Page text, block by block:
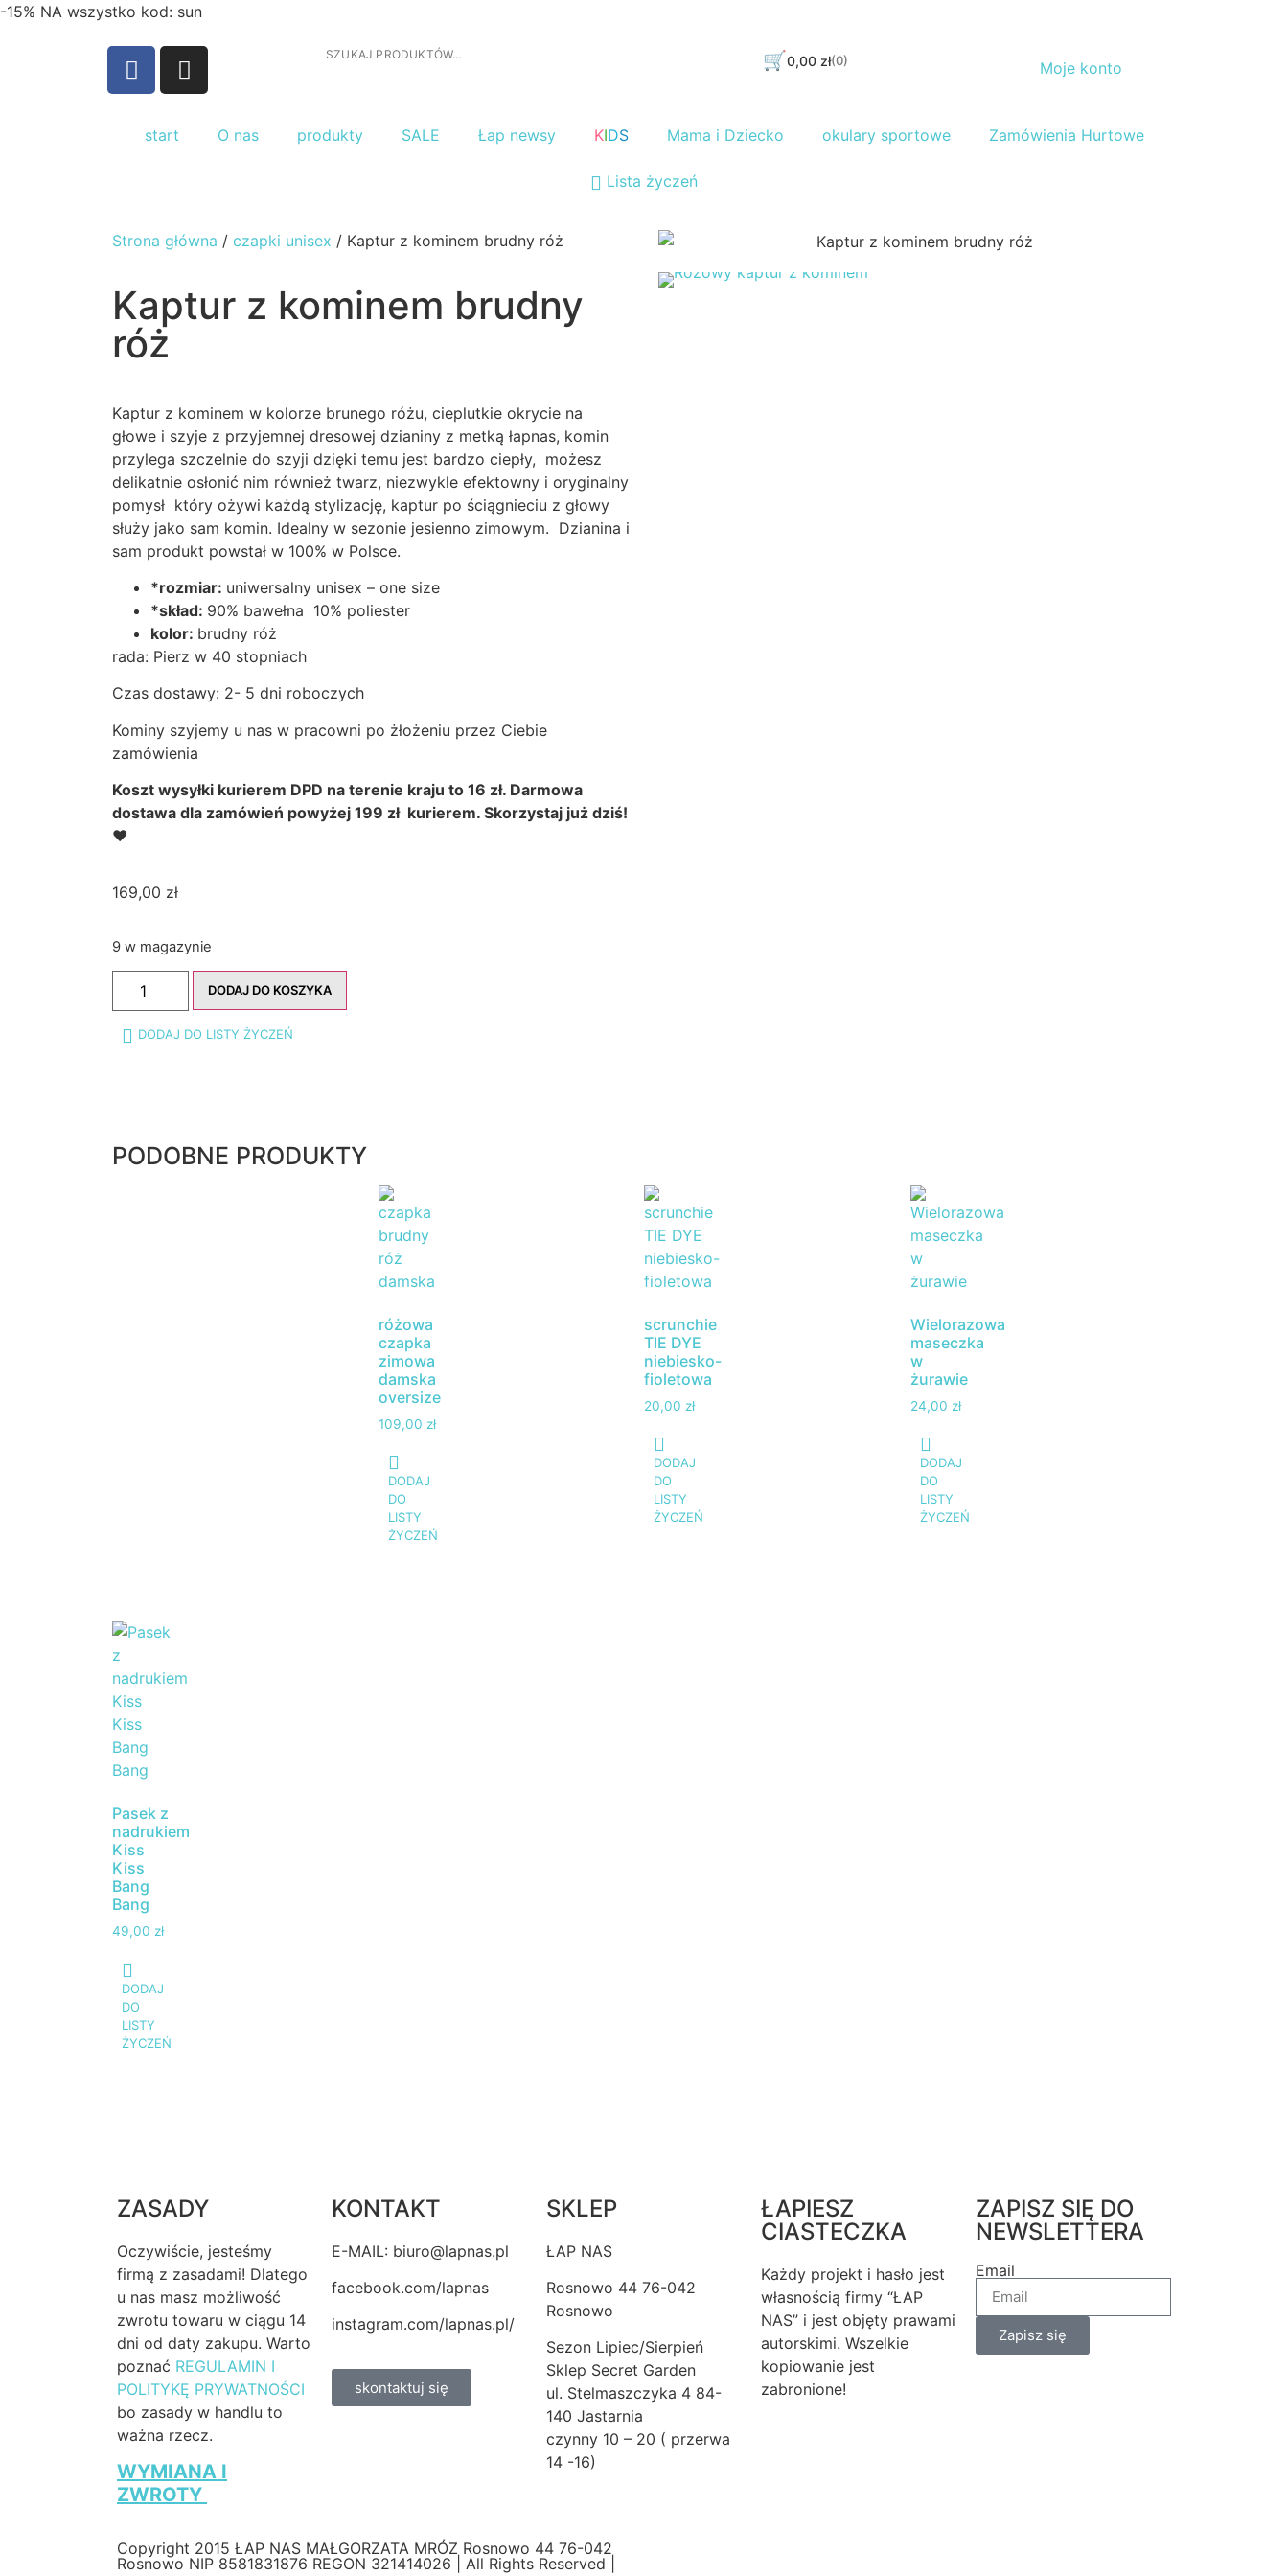
-15% NA wszystko kod: sun
🛒0,00 zł(0) Moje konto
start O nas produkty SALE Łap newsy KIDS Mama i Dziecko okulary sportowe Zamówienia Hurtowe
Lista życzeń
Strona główna / czapki unisex / Kaptur z kominem brudny róż
Kaptur z kominem brudny
róż
Kaptur z kominem w kolorze brunego różu, cieplutkie okrycie na
głowe i szyje z przyjemnej dresowej dzianiny z metką łapnas, komin
przylega szczelnie do szyji dzięki temu jest bardzo ciepły, możesz
delikatnie osłonić nim również twarz, niezwykle efektowny i oryginalny
pomysł który ożywi każdą stylizację, kaptur po ściągnieciu z głowy
służy jako sam komin. Idealny w sezonie jesienno zimowym. Dzianina i
sam produkt powstał w 100% w Polsce.
*rozmiar: uniwersalny unisex – one size
*skład: 90% bawełna 10% poliester
kolor: brudny róż
rada: Pierz w 40 stopniach
Czas dostawy: 2- 5 dni roboczych
Kominy szyjemy u nas w pracowni po żłożeniu przez Ciebie
zamówienia
Koszt wysyłki kurierem DPD na terenie kraju to 16 zł. Darmowa
dostawa dla zamówień powyżej 199 zł kurierem. Skorzystaj już dziś!
❤
169,00 zł
9 w magazynie
DODAJ DO KOSZYKA
DODAJ DO LISTY ŻYCZEŃ
PODOBNE PRODUKTY
różowa
czapka
zimowa
damska
oversize
109,00 zł
DODAJ
DO
LISTY
ŻYCZEŃ
scrunchie
TIE DYE
niebiesko-
fioletowa
20,00 zł
DODAJ
DO
LISTY
ŻYCZEŃ
Wielorazowa
maseczka
w
żurawie
24,00 zł
DODAJ
DO
LISTY
ŻYCZEŃ
Pasek z
nadrukiem
Kiss
Kiss
Bang
Bang
49,00 zł
DODAJ
DO
LISTY
ŻYCZEŃ
ZASADY
Oczywiście, jesteśmy
firmą z zasadami! Dlatego
u nas masz możliwość
zwrotu towaru w ciągu 14
dni od daty zakupu. Warto
poznać REGULAMIN I
POLITYKĘ PRYWATNOŚCI
bo zasady w handlu to
ważna rzecz.
WYMIANA I
ZWROTY
KONTAKT
E-MAIL: biuro@lapnas.pl
facebook.com/lapnas
instagram.com/lapnas.pl/
skontaktuj się
SKLEP
ŁAP NAS
Rosnowo 44 76-042
Rosnowo
Sezon Lipiec/Sierpień
Sklep Secret Garden
ul. Stelmaszczyka 4 84-
140 Jastarnia
czynny 10 – 20 ( przerwa
14 -16)
ŁAPIESZ
CIASTECZKA
Każdy projekt i hasło jest
własnością firmy “ŁAP
NAS” i jest objęty prawami
autorskimi. Wszelkie
kopiowanie jest
zabronione!
ZAPISZ SIĘ DO
NEWSLETTERA
Email
Zapisz się
Copyright 2015 ŁAP NAS MAŁGORZATA MRÓZ Rosnowo 44 76-042
Rosnowo NIP 8581831876 REGON 321414026 | All Rights Reserved |